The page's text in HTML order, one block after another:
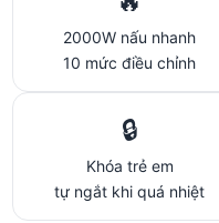
2000W nấu nhanh
10 mức điều chỉnh
🔒
Khóa trẻ em
tự ngắt khi quá nhiệt